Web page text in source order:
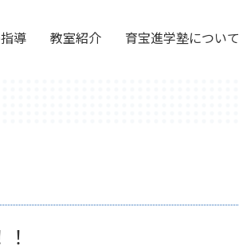
導 教室紹介 育宝進学塾について